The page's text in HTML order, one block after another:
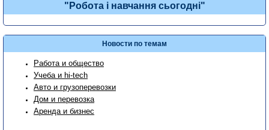
"Робота і навчання сьогодні"
Новости по темам
Работа и общество
Учеба и hi-tech
Авто и грузоперевозки
Дом и перевозка
Аренда и бизнес